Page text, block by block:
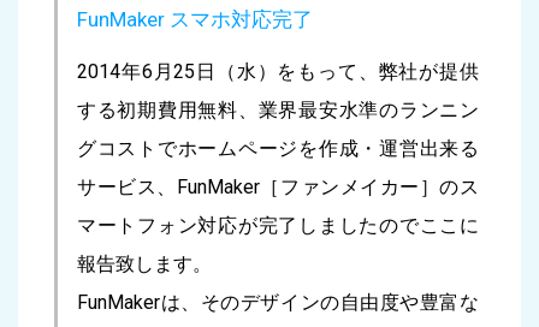
FunMaker スマホ対応完了
2014年6月25日（水）をもって、弊社が提供
する初期費用無料、業界最安水準のランニン
グコストでホームページを作成・運営出来る
サービス、FunMaker［ファンメイカー］のス
マートフォン対応が完了しましたのでここに
報告致します。
FunMakerは、そのデザインの自由度や豊富な